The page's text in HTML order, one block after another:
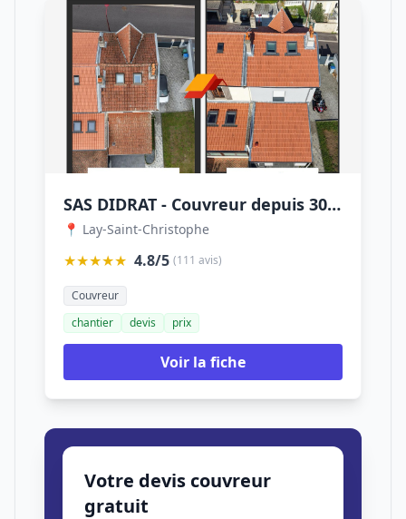
SAS DIDRAT - Couvreur depuis 30 ans
📍 Lay-Saint-Christophe
★★★★★ 4.8/5 (111 avis)
Couvreur
chantier
devis prix
Voir la fiche
Votre devis couvreur
gratuit